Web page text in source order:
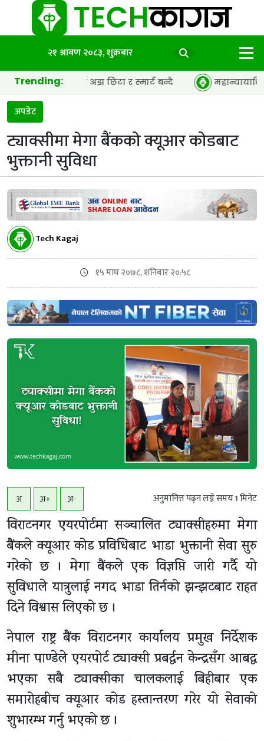
२१ श्रावण २०८३, शुक्रबार
Trending:
कार अझ छिटा र स्मार्ट बन्दै महान्यायाधिवक्ता
अपडेट
ट्याक्सीमा मेगा बैंकको क्यूआर कोडबाट
भुक्तानी सुविधा
Tech Kagaj
१५ माघ २०७८, शनिबार २०:५८
अ अ+ अ- अनुमानित्त पढ्न लग्ने समय1मिनेट
विराटनगर एयरपोर्टमा सञ्चालित ट्याक्सीहरुमा मेगा
बैंकले क्यूआर कोड प्रविधिबाट भाडा भुक्तानी सेवा सुरु
गरेको छ । मेगा बैंकले एक विज्ञप्ति जारी गर्दै यो
सुविधाले यात्रुलाई नगद भाडा तिर्नको झन्झटबाट राहत
दिने विश्वास लिएको छ ।
नेपाल राष्ट्र बैंक विराटनगर कार्यालय प्रमुख निर्देशक
मीना पाण्डेले एयरपोर्ट ट्याक्सी प्रबर्द्धन केन्द्रसँग आबद्ध
भएका सबै ट्याक्सीका चालकलाई बिहीबार एक
समारोहबीच क्यूआर कोड हस्तान्तरण गरेर यो सेवाको
शुभारम्भ गर्नु भएको छ ।